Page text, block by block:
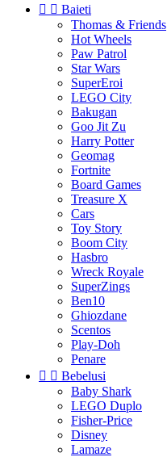
  Baieti
Thomas & Friends
Hot Wheels
Paw Patrol
Star Wars
SuperEroi
LEGO City
Bakugan
Goo Jit Zu
Harry Potter
Geomag
Fortnite
Board Games
Treasure X
Cars
Toy Story
Boom City
Hasbro
Wreck Royale
SuperZings
Ben10
Ghiozdane
Scentos
Play-Doh
Penare
  Bebelusi
Baby Shark
LEGO Duplo
Fisher-Price
Disney
Lamaze